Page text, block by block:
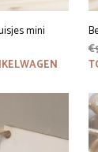
mini
€